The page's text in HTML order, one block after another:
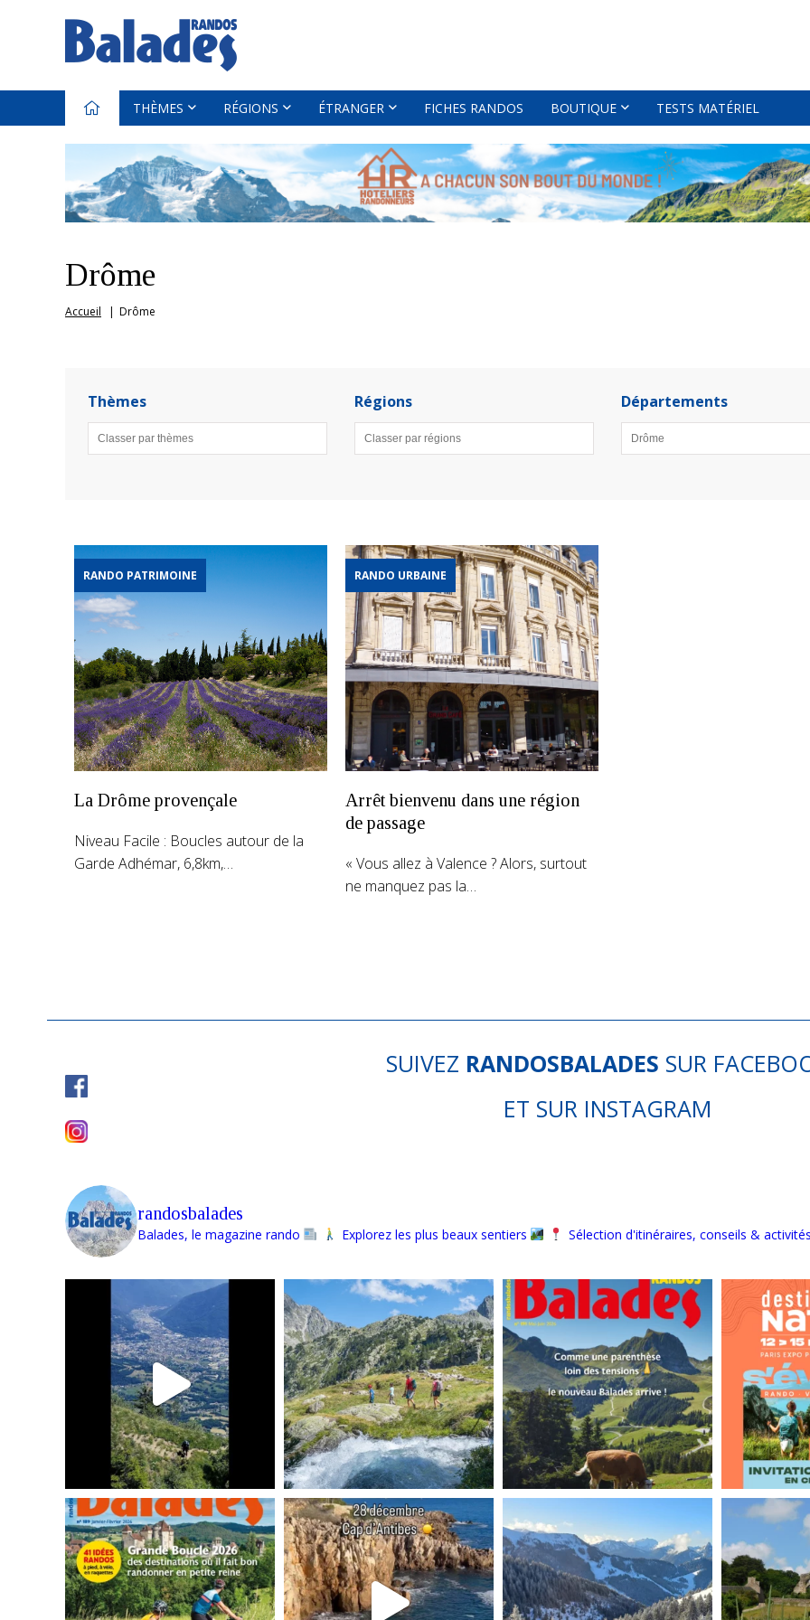
THÈMES RÉGIONS ÉTRANGER FICHES RANDOS BOUTIQUE TESTS MATÉRIEL
Drôme
Accueil Drôme
Thèmes Régions Départements
RANDO PATRIMOINE
La Drôme provençale
Niveau Facile : Boucles autour de la
Garde Adhémar, 6,8km,…
RANDO URBAINE
Arrêt bienvenu dans une région
de passage
« Vous allez à Valence ? Alors, surtout
ne manquez pas la…
SUIVEZ RANDOSBALADES SUR
ET SUR INSTAGRAM
randosbalades
Balades, le magazine rando Explorez les plus beaux sentiers Sélection d'itinéraires, conseils &